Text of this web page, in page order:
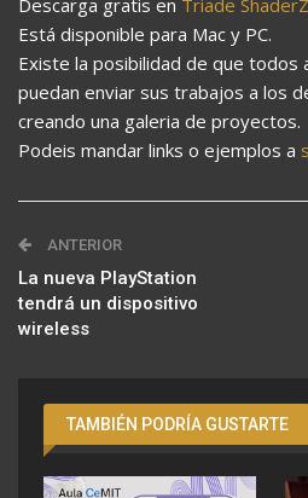
Está disponible para Mac y PC.
Existe la posibilidad de que todos
puedan enviar sus trabajos a los
creando una galeria de proyectos.
Podeis mandar links o ejemplos a
ANTERIOR
La nueva PlayStation
tendrá un dispositivo
wireless
TAMBIÉN PODRÍA GUSTARTE